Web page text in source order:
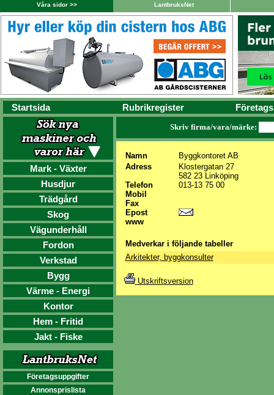
Våra sidor >> LantbruksNet
Startsida Rubrikregister
Mark - Växter
Husdjur
Trädgård
Skog
Vägunderhåll
Fordon
Verkstad
Bygg
Värme - Energi
Kontor
Hem - Fritid
Jakt - Fiske
Företagsuppgifter
Annonsprislista
Skriv firma/vara/märke:
Namn
Byggkontoret AB
Adress
Klostergatan 27
582 23 Linköping
Telefon
013-13 75 00
Mobil
Fax
Epost
www
Medverkar i följande tabeller
Arkitekter, byggkonsulter
Utskriftsversion